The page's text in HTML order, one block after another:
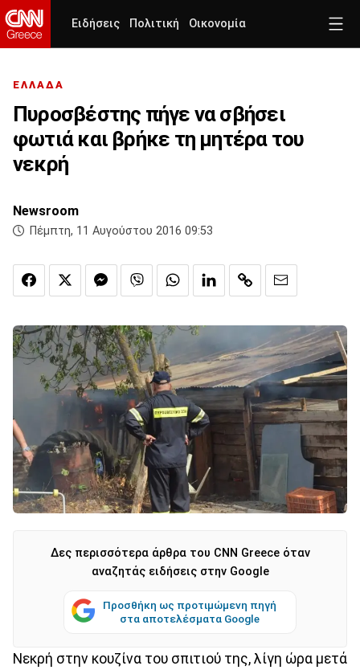
Ειδήσεις Πολιτική Οικονομία
ΕΛΛΑΔΑ
Πυροσβέστης πήγε να σβήσει
φωτιά και βρήκε τη μητέρα του
νεκρή
Newsroom
Πέμπτη, 11 Αυγούστου 2016 09:53
Δες περισσότερα άρθρα του CNN Greece όταν
αναζητάς ειδήσεις στην Google
Προσθήκη ως προτιμώμενη πηγή
στα αποτελέσματα Google
Νεκρή στην κουζίνα του σπιτιού της, λίγη ώρα μετά